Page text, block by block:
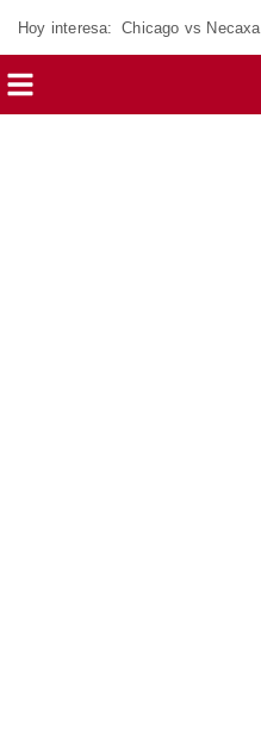
Hoy interesa: Chicago vs Necaxa